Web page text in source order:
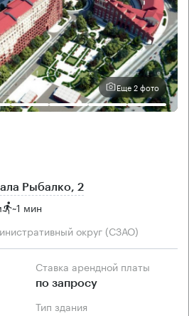
Еще 2 фото
Рыбалко, 2
~1 мин
округ (СЗАО)
Ставка арендной платы
по запросу
Тип здания